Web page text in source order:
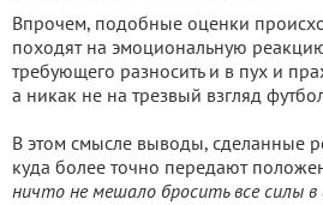
Впрочем, подобные оценки
походят на эмоциональную
требующего разносить и в пух и
а никак не на трезвый взгляд
В этом смысле выводы, сделанные
куда более точно передают
ничто не мешало бросить все силы в